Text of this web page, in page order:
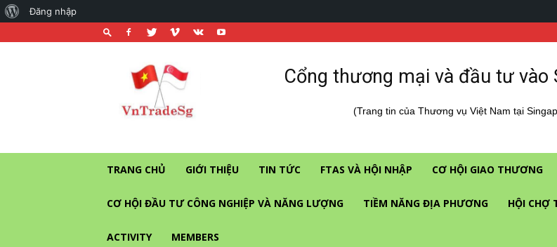
Cổng
thương
và
vào
Singapore
Cổng thương mại và đầu tư vào
(Trang tin của Thương vụ Việt Nam tại
TRANG CHỦ GIỚI THIỆU TIN TỨC FTAS VÀ HỘI NHẬP CƠ HỘI GIAO THƯƠNG
CƠ HỘI ĐẦU TƯ CÔNG NGHIỆP VÀ NĂNG LƯỢNG TIỀM NĂNG ĐỊA PHƯƠNG HỘI CHỢ
ACTIVITY MEMBERS
About
Đăng nhập